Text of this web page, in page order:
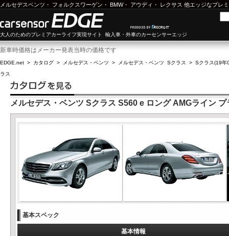
メルセデスベンツ ・ フォルクスワーゲン ・ BMW・ アウディ ・ レクサス 他エッジなプレ
大人のためのプレミアカーライフ実現サイト 輸入車・外車のカーセンサーエッジ
新車時価格はメーカー発表当時の価格です
EDGE.net > カタログ > メルセデス・ベンツ > メルセデス・ベンツ Sクラス > Sクラス(19年
ラス
メルセデス・ベンツ Sクラス S560 e ロング AMGライン プ
基本スペック
基本情報